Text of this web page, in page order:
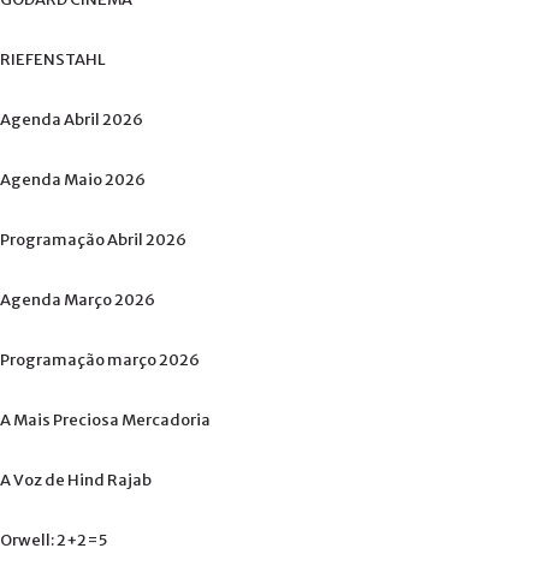
RIEFENSTAHL
AgendaAbril2026
Agenda Maio2026
ProgramaçãoAbril2026
Agenda Março2026
Programaçãomarço2026
AMais Preciosa Mercadoria
AVozde Hind Rajab
Orwell:2+2=5